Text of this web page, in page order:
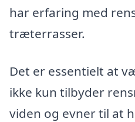
har erfaring med
træterrasser.
Det er essentielt at
ikke kun tilbyder
viden og evner til at